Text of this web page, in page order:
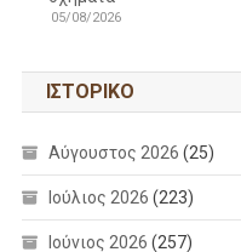
05/08/2026
ΙΣΤΟΡΙΚΌ
Αύγουστος 2026 (25)
Ιούλιος 2026 (223)
Ιούνιος 2026 (257)